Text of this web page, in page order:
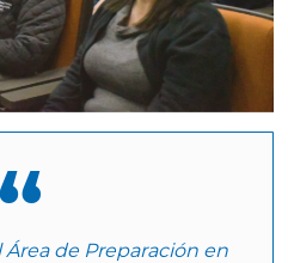
de Preparación en